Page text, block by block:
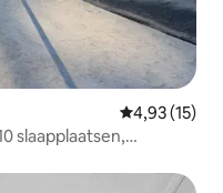
Gemiddelde
4,93 (15)
slaapplaatsen,